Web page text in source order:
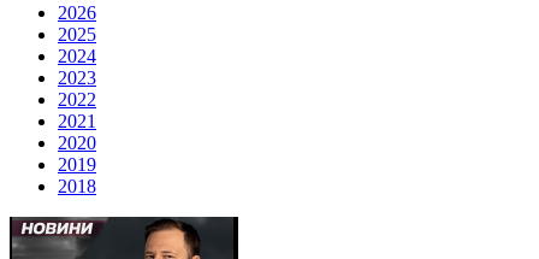
2026
2025
2024
2023
2022
2021
2020
2019
2018